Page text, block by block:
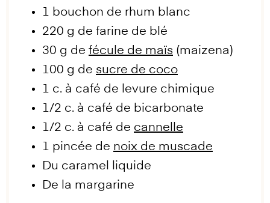
1 bouchon de rhum blanc
220 g de farine de blé
30 g de fécule de maïs (maizena)
100 g de sucre de coco
1 c. à café de levure chimique
1/2 c. à café de bicarbonate
1/2 c. à café de cannelle
1 pincée de noix de muscade
Du caramel liquide
De la margarine